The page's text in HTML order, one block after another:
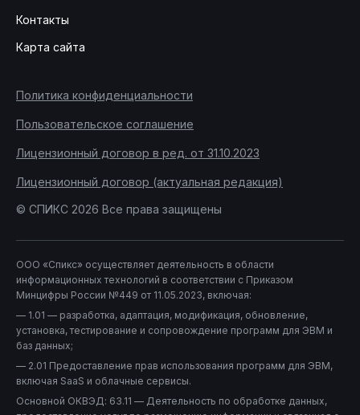
Контакты
Карта сайта
Политика конфиденциальности
Пользовательское соглашение
Лицензионный договор в ред. от 31.10.2023
Лицензионный договор (актуальная редакция)
© СПИКС 2026 Все права защищены
ООО «Спикс» осуществляет деятельность в области
информационных технологий в соответствии с Приказом
Минцифры России №449 от 11.05.2023, включая:
— 1.01 — разработка, адаптация, модификация, обновление,
установка, тестирование и сопровождение программ для ЭВМ и
баз данных;
— 2.01 Предоставление прав использования программ для ЭВМ,
включая SaaS и облачные сервисы.
Основной ОКВЭД: 63.11 — Деятельность по обработке данных,